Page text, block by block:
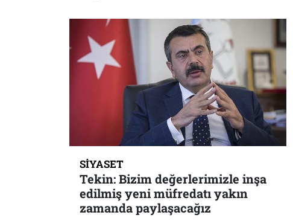
SIYASET
Tekin: Bizim değerlerimizle inşa
edilmiş yeni müfredatı yakın
zamanda paylaşacağız